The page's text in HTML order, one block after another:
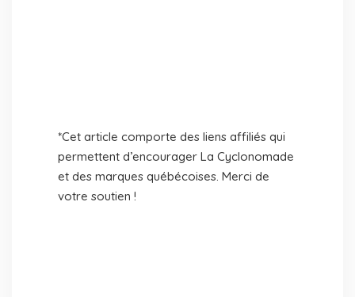
*Cet article comporte des liens affiliés qui
permettent d’encourager La Cyclonomade
et des marques québécoises. Merci de
votre soutien !